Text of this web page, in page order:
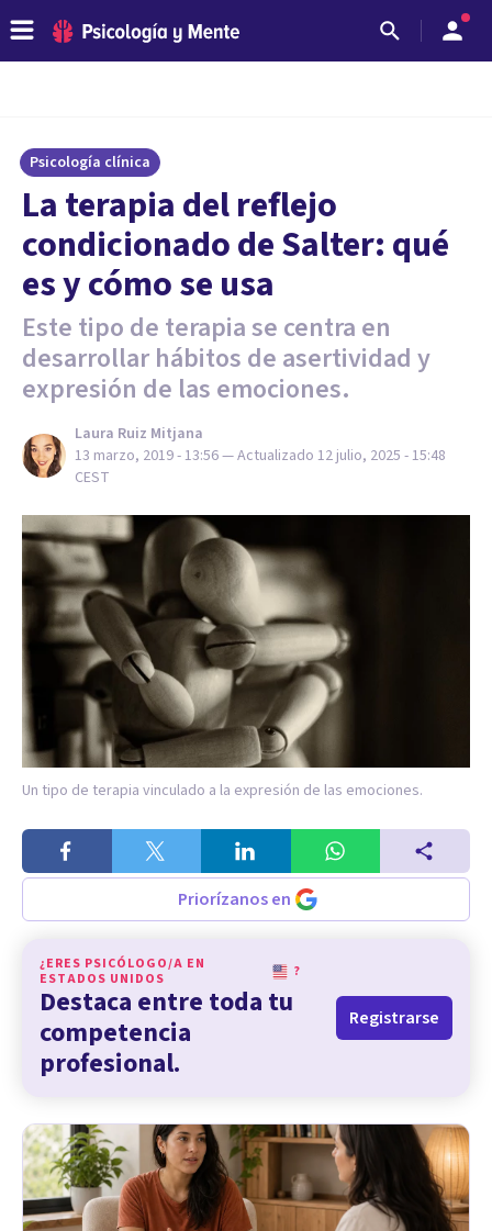
Psicología clínica
La terapia del reflejo
condicionado de Salter: qué
es y cómo se usa
Este tipo de terapia se centra en
desarrollar hábitos de asertividad y
expresión de las emociones.
Laura Ruiz Mitjana
13 marzo, 2019 - 13:56— Actualizado 12 julio, 2025 - 15:48
CEST
Un tipo de terapia vinculado a la expresión de las emociones.
Priorízanos en
¿ERES PSICÓLOGO/A EN
ESTADOS UNIDOS
?
Destaca entre toda tu
competencia
profesional.
Registrarse